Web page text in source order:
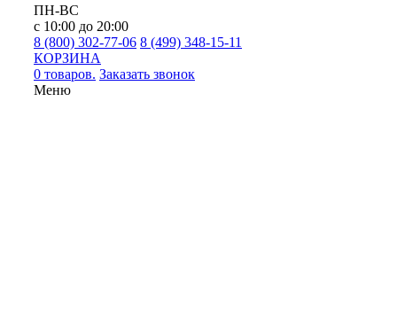
ПН-ВС
с 10:00 до 20:00
8 (800) 302-77-06 8 (499) 348-15-11
КОРЗИНА
0 товаров. Заказать звонок
Меню